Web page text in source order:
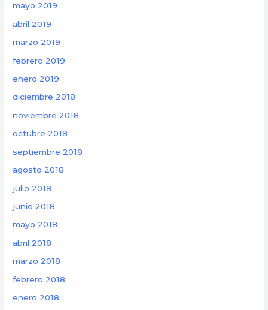
mayo 2019
abril 2019
marzo 2019
febrero 2019
enero 2019
diciembre 2018
noviembre 2018
octubre 2018
septiembre 2018
agosto 2018
julio 2018
junio 2018
mayo 2018
abril 2018
marzo 2018
febrero 2018
enero 2018